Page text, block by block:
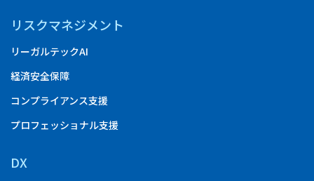
リスクマネジメント
リーガルテックAI
経済安全保障
コンプライアンス支援
プロフェッショナル支援
DX